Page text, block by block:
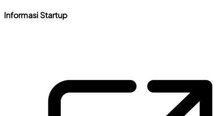
Informasi Startup